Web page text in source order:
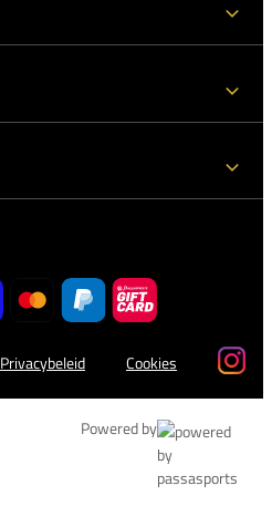
Privacybeleid Cookies
Powered by